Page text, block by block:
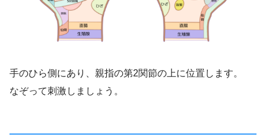
手のひら側にあり、親指の第2関節の上に位置します。
なぞって刺激しましょう。